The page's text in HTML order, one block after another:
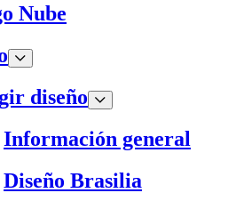
Nube
diseño
Información general
Diseño Brasilia